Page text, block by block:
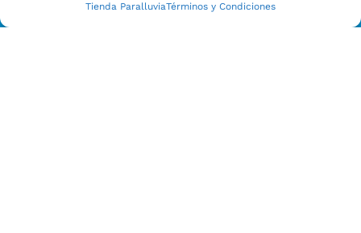
Tienda ParalluviaTérminos y Condiciones